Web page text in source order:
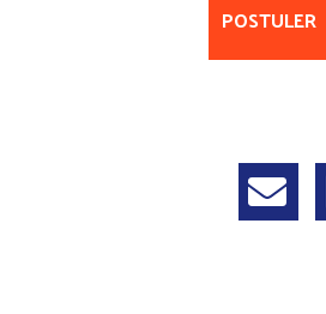
POSTULER